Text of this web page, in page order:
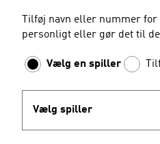
Tilføj navn eller nummer
personligt eller gør det til
Vælg en spiller
Vælg spiller